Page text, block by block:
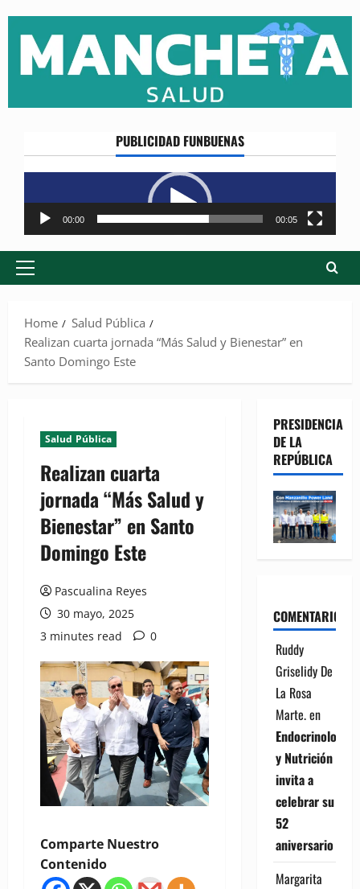
content
PUBLICIDAD FUNBUENAS
Reproductor
de
vídeo
00:00 00:05
Primary
Home
Salud Pública
Realizan cuarta jornada “Más Salud y Bienestar” en
Santo Domingo Este
Salud Pública
Realizan cuarta
jornada “Más Salud y
Bienestar” en Santo
Domingo Este
Pascualina Reyes
30 mayo, 2025
3 minutes read
0
Comparte Nuestro
Contenido
PRESIDENCIA
DE LA
REPÚBLICA
COMENTARIOS
Ruddy
Griselidy De
La Rosa
Marte.en
Endocrinología
y Nutrición
invita a
celebrar su
52
aniversario
Margarita